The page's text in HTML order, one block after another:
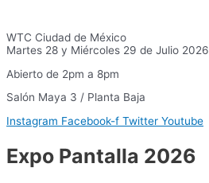
WTC Ciudad de México
Martes 28 y Miércoles 29 de Julio 2026
Abierto de 2pm a 8pm
Salón Maya 3 / Planta Baja
Instagram Facebook-f Twitter Youtube
Expo Pantalla 2026